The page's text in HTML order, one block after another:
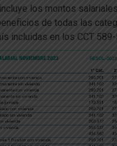
los montos
de todas las
incluidas en los CCT